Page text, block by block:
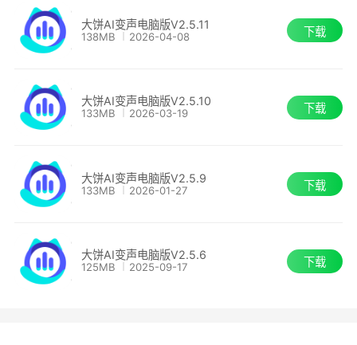
大饼AI变声电脑版V2.5.11
138MB 2026-04-08 下载
大饼AI变声电脑版V2.5.10
133MB 2026-03-19 下载
大饼AI变声电脑版V2.5.9
133MB 2026-01-27 下载
大饼AI变声电脑版V2.5.6
125MB 2025-09-17 下载